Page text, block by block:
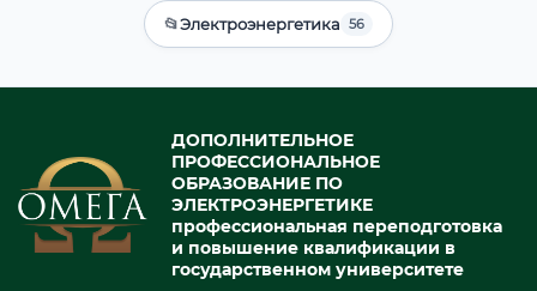
📂Электроэнергетика 56
ДОПОЛНИТЕЛЬНОЕ
ПРОФЕССИОНАЛЬНОЕ
ОБРАЗОВАНИЕ ПО
ЭЛЕКТРОЭНЕРГЕТИКЕ
профессиональная переподготовка
и повышение квалификации в
государственном университете